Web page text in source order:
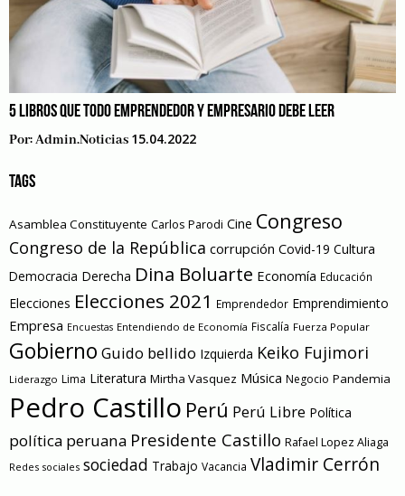
5 LIBROS QUE TODO EMPRENDEDOR Y EMPRESARIO DEBE LEER
Por:Admin.noticias 15.04.2022
TAGS
Asamblea Constituyente Carlos Parodi Cine Congreso
Congreso de la República corrupción Covid-19 Cultura
Democracia Derecha Dina Boluarte Economía Educación
Elecciones Elecciones 2021 Emprendedor Emprendimiento
Empresa Encuestas Entendiendo de Economía Fiscalía Fuerza Popular
Gobierno Guido bellido Izquierda Keiko Fujimori
Liderazgo Lima Literatura Mirtha Vasquez Música Negocio Pandemia
Pedro Castillo Perú Perú Libre Política
política peruana Presidente Castillo Rafael Lopez Aliaga
Redes sociales sociedad Trabajo Vacancia Vladimir Cerrón